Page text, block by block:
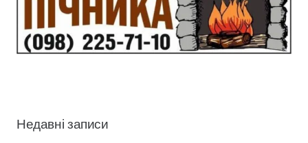
Недавні записи